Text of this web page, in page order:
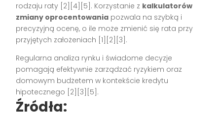
rodzaju raty [2][4][5] . Korzystanie z kalkulatorów
zmiany oprocentowania pozwala na szybką i
precyzyjną ocenę, o ile może zmienić się rata przy
przyjętych założeniach [1][2][3] .
Regularna analiza rynku i świadome decyzje
pomagają efektywnie zarządzać ryzykiem oraz
domowym budżetem w kontekście kredytu
hipotecznego [2][3][5] .
Źródła: